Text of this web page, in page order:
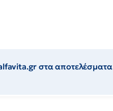
alfavita.gr στα αποτελέσματα